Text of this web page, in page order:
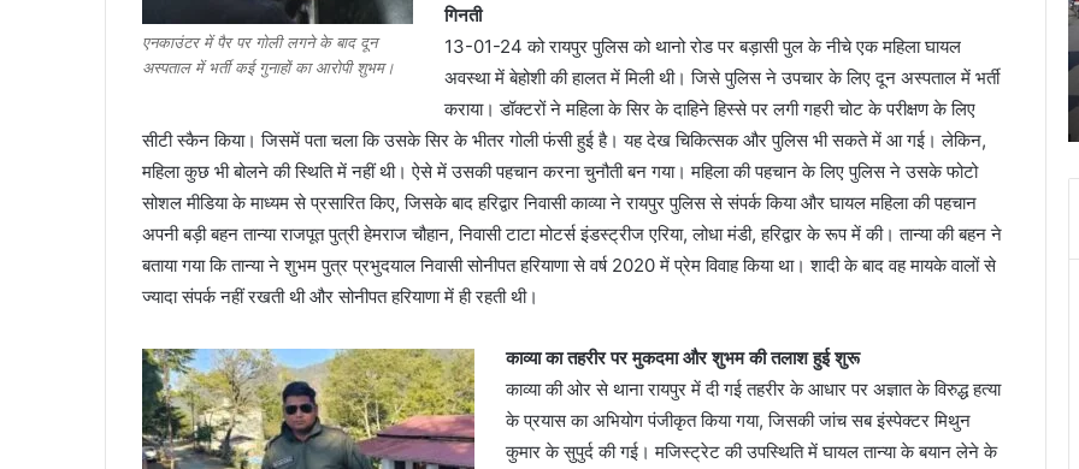
एनकाउंटर में पैर पर गोली लगने के बाद दून
अस्पताल में भर्ती कई गुनाहों का आरोपी शुभम।
गिनती
13-01-24 को रायपुर पुलिस को थानो रोड पर बड़ासी पुल के नीचे एक महिला घायल
अवस्था में बेहोशी की हालत में मिली थी। जिसे पुलिस ने उपचार के लिए दून अस्पताल में भर्ती
कराया। डॉक्टरों ने महिला के सिर के दाहिने हिस्से पर लगी गहरी चोट के परीक्षण के लिए
सीटी स्कैन किया। जिसमें पता चला कि उसके सिर के भीतर गोली फंसी हुई है। यह देख चिकित्सक और पुलिस भी सकते में आ गई। लेकिन,
महिला कुछ भी बोलने की स्थिति में नहीं थी। ऐसे में उसकी पहचान करना चुनौती बन गया। महिला की पहचान के लिए पुलिस ने उसके फोटो
सोशल मीडिया के माध्यम से प्रसारित किए, जिसके बाद हरिद्वार निवासी काव्या ने रायपुर पुलिस से संपर्क किया और घायल महिला की पहचान
अपनी बड़ी बहन तान्या राजपूत पुत्री हेमराज चौहान, निवासी टाटा मोटर्स इंडस्ट्रीज एरिया, लोधा मंडी, हरिद्वार के रूप में की। तान्या की बहन ने
बताया गया कि तान्या ने शुभम पुत्र प्रभुदयाल निवासी सोनीपत हरियाणा से वर्ष 2020 में प्रेम विवाह किया था। शादी के बाद वह मायके वालों से
ज्यादा संपर्क नहीं रखती थी और सोनीपत हरियाणा में ही रहती थी।
काव्या का तहरीर पर मुकदमा और शुभम की तलाश हुई शुरू
काव्या की ओर से थाना रायपुर में दी गई तहरीर के आधार पर अज्ञात के विरुद्ध हत्या
के प्रयास का अभियोग पंजीकृत किया गया, जिसकी जांच सब इंस्पेक्टर मिथुन
कुमार के सुपुर्द की गई। मजिस्ट्रेट की उपस्थिति में घायल तान्या के बयान लेने के
महिला
थी
की
गर्भवती,
साथ
आए
लिव
इन
पार्टनर
संग
की
हत्या
March 11, 2026
रुद्रप्रयाग के होटल में मृत मिली महिला थी 05 माह की
गर्भवती, साथ आए लिव इन पार्टनर ने दोस्त संग की हत्या
तंग
किया
कि
झूल
गई
फंदे
मुकदमा
दर्ज
March 19, 2026
आईटीबीपी जवान ने नर्स को इतना तंग किया कि झूल गई
फंदे से, मुकदमा दर्ज